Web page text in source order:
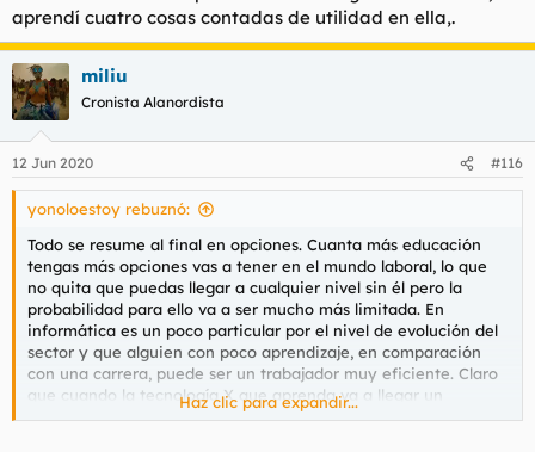
Yo hice ambas y te digo que en FP sales y puedes ponerte a
trabajar y ser algo productivo desde el minuto 1. Ahora, en la
carrera aprendes a trabajar mejor, con mentalidad de pensar
en soluciones a medio y largo plazo, planear y administrar
proyectos, desarrollar nuevas herramientas o inventarse cosas
que no existen desde 0. Esto es la teoría claro. Es cierto que
siempre van a ir por detrás por mucho que cambien porque
esto cambia a toda hostia y la gente de la universidad está
fuera del mercado laboral.
aprendí cuatro cosas contadas de utilidad en ella,.
miliu
Cronista Alanordista
12 Jun 2020 #116
yonoloestoy rebuznó:
Todo se resume al final en opciones. Cuanta más educación
tengas más opciones vas a tener en el mundo laboral, lo que
no quita que puedas llegar a cualquier nivel sin él pero la
probabilidad para ello va a ser mucho más limitada. En
informática es un poco particular por el nivel de evolución del
sector y que alguien con poco aprendizaje, en comparación
con una carrera, puede ser un trabajador muy eficiente. Claro
que cuando la tecnología X que aprenda va a llegar un
momento que se deje de usar o que sea un crack en 3 cosas
Haz clic para expandir...